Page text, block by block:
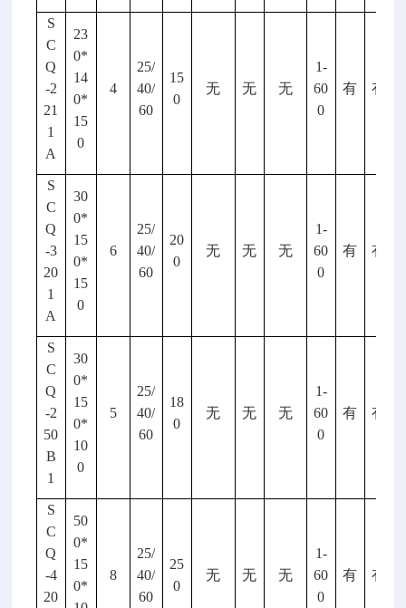
S
C
Q
-2
21
1
A
23
0*
14
0*
15
0
4
25/
40/
60
15
0
无 无 无
1-
60
0
有 有
S
C
Q
-3
20
1
A
30
0*
15
0*
15
0
6
25/
40/
60
20
0
无 无 无
1-
60
0
有 有
S
C
Q
-2
50
B
1
30
0*
15
0*
10
0
5
25/
40/
60
18
0
无 无 无
1-
60
0
有 有
S
C
Q
-4
20
50
0*
15
0*
8
25/
40/
60
25
0
无 无 无
1-
60
0
有 有